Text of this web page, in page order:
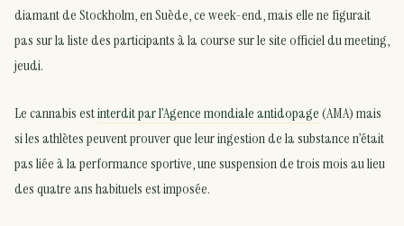
diamant de Stockholm, en Suède, ce week-end, mais elle ne figurait
pas sur la liste des participants à la course sur le site officiel du meeting,
jeudi.
Le cannabis estinterdit par l’Agence mondiale antidopage(AMA) mais
si les athlètes peuvent prouver que leur ingestion de la substance n’était
pas liée à la performance sportive, une suspension de trois mois au lieu
des quatre ans habituels est imposée.